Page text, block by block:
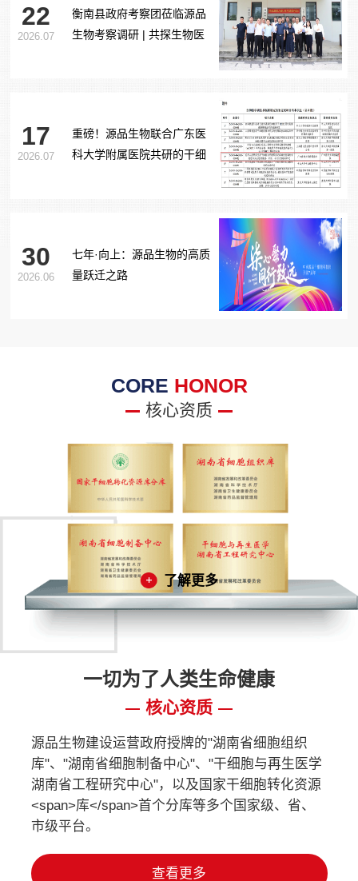
22
2026.07
衡南县政府考察团莅临源品
生物考察调研 | 共探生物医
17
2026.07
重磅！源品生物联合广东医
科大学附属医院共研的干细
30
2026.06
七年·向上：源品生物的高质
量跃迁之路
CORE HONOR
核心资质
了解更多
一切为了人类生命健康
核心资质
源品生物建设运营政府授牌的"湖南省细胞组织
库"、"湖南省细胞制备中心"、"干细胞与再生医学
湖南省工程研究中心"，以及国家干细胞转化资源
<span>库</span>首个分库等多个国家级、省、
市级平台。
查看更多